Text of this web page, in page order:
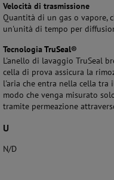
Velocità di trasmissione
Quantità di un gas o vapore,
un'unità di tempo per
TecnologiaTruSeal®
L'anello di lavaggio TruSeal
cella di prova assicura la
l'aria che entra nella cella tra
modo che venga misurato
tramite permeazione
U
N/D